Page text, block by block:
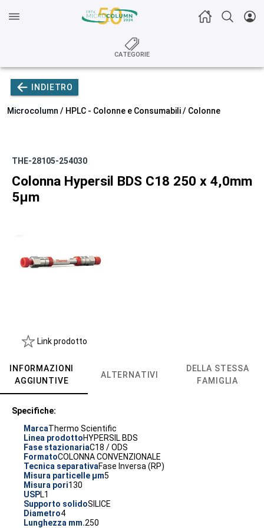
CATEGORIE
INDIETRO
Microcolumn / HPLC - Colonne e Consumabili/ Colonne
THE-28105-254030
Colonna Hypersil BDS C18 250 x 4,0mm
5µm
Link prodotto
INFORMAZIONI
AGGIUNTIVE
ALTERNATIVI
DELLA STESSA
FAMIGLIA
Specifiche:
MarcaThermo Scientific
Linea prodottoHYPERSIL BDS
Fase stazionariaC18 / ODS
FormatoCOLONNA CONVENZIONALE
Tecnica separativaFase Inversa (RP)
Misura particelle µm5
Misura pori130
USPL1
Supporto solidoSILICE
Diametro4
Lunghezza mm.250